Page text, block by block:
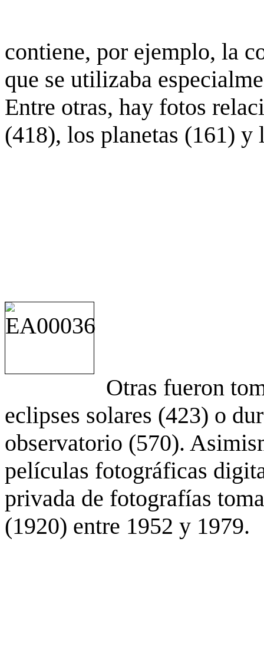
contiene, por ejemplo, la
que se utilizaba
Entre otras, hay fotos
(418), los planetas (161) y
Otras fueron
eclipses solares (423) o
observatorio (570).
películas fotográficas
privada de fotografías
(1920) entre 1952 y 1979.